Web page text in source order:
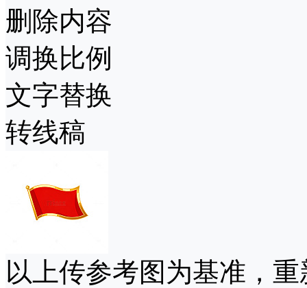
删除内容
调换比例
文字替换
转线稿
以上传参考图为基准，